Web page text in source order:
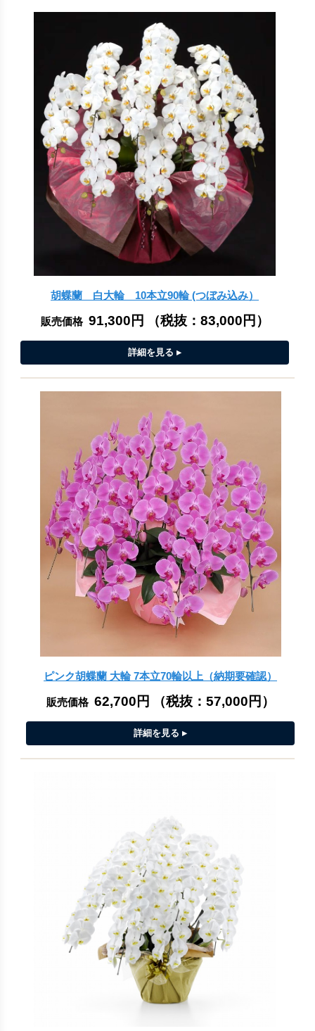
胡蝶蘭 白大輪 10本立90輪 (つぼみ込み）
販売価格 91,300円 （税抜： 83,000円 ）
ピンク胡蝶蘭 大輪 7本立70輪以上（納期要確認）
販売価格 62,700円 （税抜： 57,000円 ）